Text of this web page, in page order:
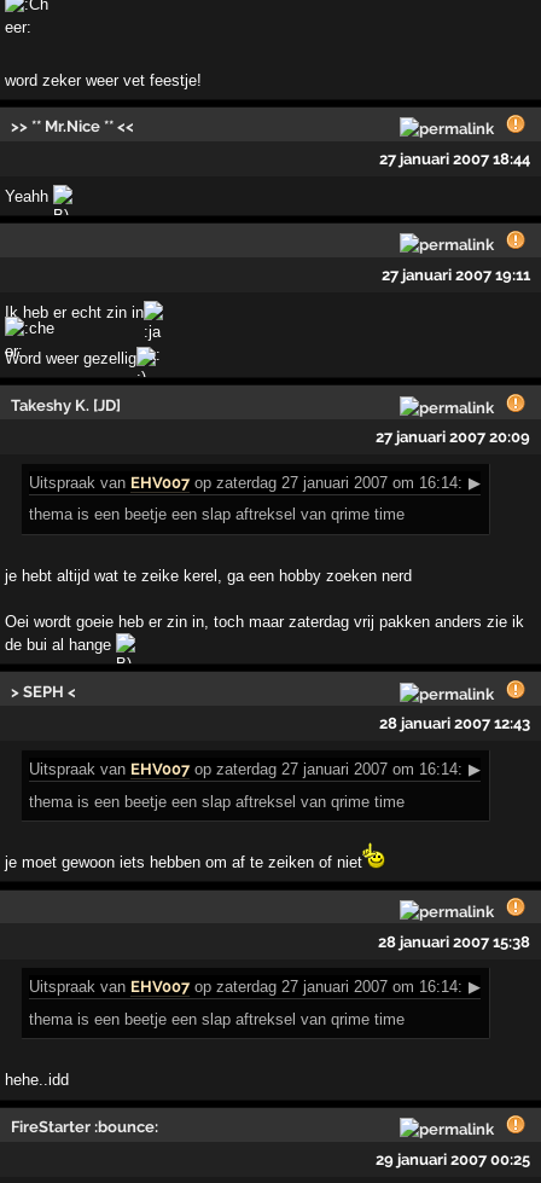
word zeker weer vet feestje!
>> ** Mr.Nice ** <<
27 januari 2007 18:44
Yeahh
27 januari 2007 19:11
Ik heb er echt zin in
Word weer gezellig
Takeshy K. [JD]
27 januari 2007 20:09
Uitspraak van EHV007op zaterdag 27 januari 2007 om 16:14: ▶
thema is een beetje een slap aftreksel van qrime time
je hebt altijd wat te zeike kerel, ga een hobby zoeken nerd
Oei wordt goeie heb er zin in, toch maar zaterdag vrij pakken anders zie ik
de bui al hange
> SEPH <
28 januari 2007 12:43
Uitspraak van EHV007op zaterdag 27 januari 2007 om 16:14: ▶
thema is een beetje een slap aftreksel van qrime time
je moet gewoon iets hebben om af te zeiken of niet
28 januari 2007 15:38
Uitspraak van EHV007op zaterdag 27 januari 2007 om 16:14: ▶
thema is een beetje een slap aftreksel van qrime time
hehe..idd
FireStarter :bounce:
29 januari 2007 00:25